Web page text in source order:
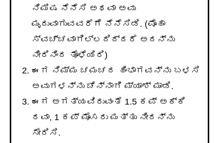
ನಿಮಿಷ ನೆನೆಸಿ ಅಥವಾ ಅವು
ಮೃದುವಾಗುವವರೆಗೆ ನೆನೆಸಿಡಿ. (ಪೊಹಾ
ಸ್ವಚ್ಚವಾಗಿಲ್ಲದಿದ್ದರೆ ಅದನ್ನು
ನೀರಿನಿಂದ ತೊಳೆಯಿರಿ)
ಈಗ ನಿಮ್ಮ ಚಮಚದ ಹಿಂಭಾಗವನ್ನು ಬಳಸಿ
ಅವುಗಳನ್ನು ಚೆನ್ನಾಗಿ ಮ್ಯಾಶ್ ಮಾಡಿ.
ಈಗ ಅಗತ್ಯವಿರುವಂತೆ 1.5 ಕಪ್ ಅಕ್ಕಿ
ರವಾ, 1 ಕಪ್ ಮೊಸರು ಮತ್ತು ನೀರನ್ನು
ಸೇರಿಸಿ.